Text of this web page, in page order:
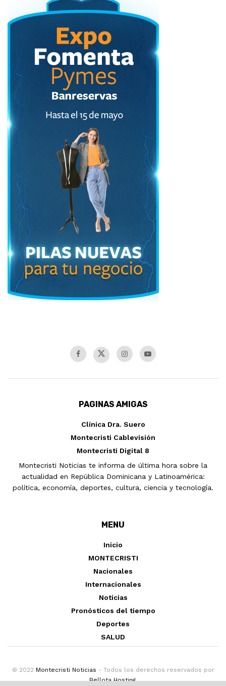
PAGINAS AMIGAS
Clínica Dra. Suero
Montecristi Cablevisión
Montecristi Digital 8
Montecristi Noticias te informa de última hora sobre la
actualidad en República Dominicana y Latinoamérica:
política, economía, deportes, cultura, ciencia y tecnología.
MENU
Inicio
MONTECRISTI
Nacionales
Internacionales
Noticias
Pronósticos del tiempo
Deportes
SALUD
© 2022 Montecristi Noticias - Todos los derechos reservados por
Bellota Hosting.